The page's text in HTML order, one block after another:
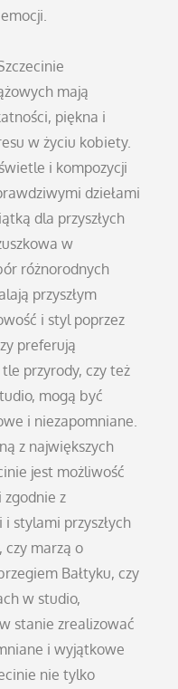
mają
piękna i
w życiu kobiety.
i kompozycji
dziełami
dla przyszłych
w
różnorodnych
przyszłym
i styl poprzez
preferują
przyrody, czy też
mogą być
i niezapomniane.
z największych
jest możliwość
zgodnie z
stylami przyszłych
czy marzą o
Bałtyku, czy
w studio,
stanie zrealizować
i wyjątkowe
nie tylko